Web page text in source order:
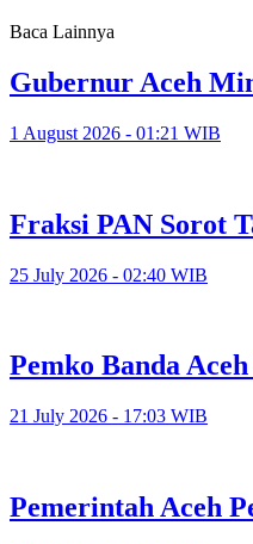
Baca Lainnya
Gubernur Aceh
1 August 2026 - 01:21 WIB
Fraksi PAN Sorot
25 July 2026 - 02:40 WIB
Pemko Banda
21 July 2026 - 17:03 WIB
Pemerintah Aceh